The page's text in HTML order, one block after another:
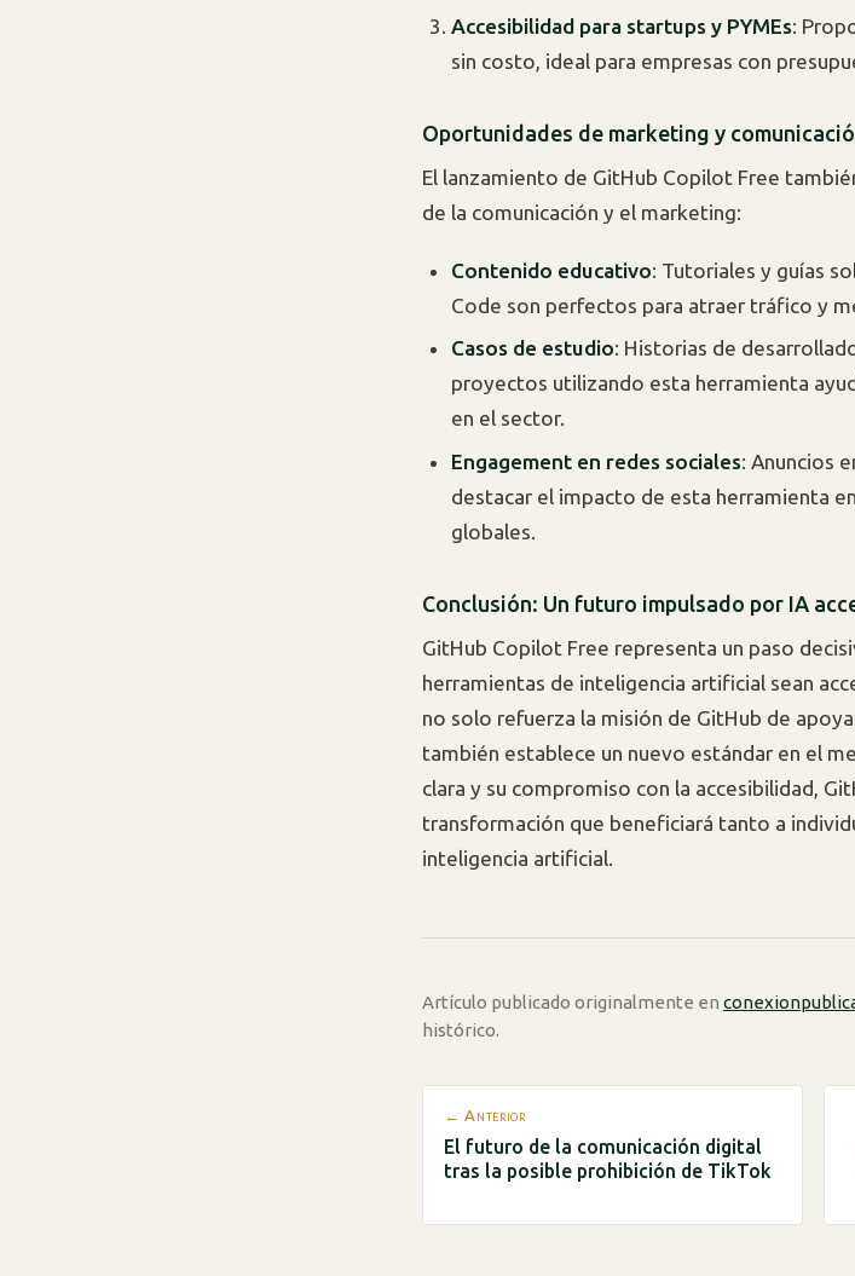
Accesibilidad para startups y PYMEs:
sin costo, ideal para empresas con
Oportunidades de marketing y
El lanzamiento de GitHub Copilot Free
de la comunicación y el marketing:
Contenido educativo: Tutoriales y guías
Code son perfectos para atraer tráfico y
Casos de estudio: Historias de
proyectos utilizando esta herramienta
en el sector.
Engagement en redes sociales: Anuncios
destacar el impacto de esta herramienta
globales.
Conclusión: Un futuro impulsado por IA
GitHub Copilot Free representa un paso
herramientas de inteligencia artificial sean
no solo refuerza la misión de GitHub de
también establece un nuevo estándar en el
clara y su compromiso con la accesibilidad,
transformación que beneficiará tanto a
inteligencia artificial.
Artículo publicado originalmente en
histórico.
← Anterior
El futuro de la comunicación digital
tras la posible prohibición de TikTok